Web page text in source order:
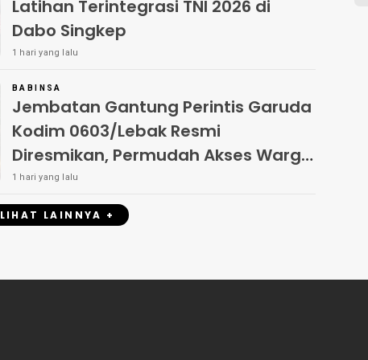
Latihan Terintegrasi TNI 2026 di
Dabo Singkep
1 hari yang lalu
BABINSA
Jembatan Gantung Perintis Garuda
Kodim 0603/Lebak Resmi
Diresmikan, Permudah Akses Warga
Desa Wanasalam
1 hari yang lalu
LIHAT LAINNYA +